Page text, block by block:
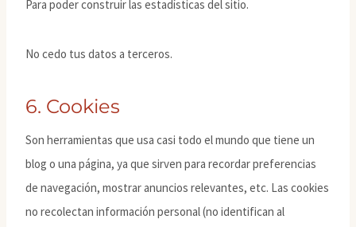
Para poder construir las estadísticas del sitio.
No cedo tus datos a terceros.
6. Cookies
Son herramientas que usa casi todo el mundo que tiene un
blog o una página, ya que sirven para recordar preferencias
de navegación, mostrar anuncios relevantes, etc. Las cookies
no recolectan información personal (no identifican al